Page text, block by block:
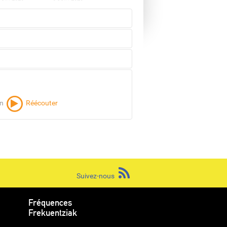
Réécouter
Suivez-nous
Fréquences
Frekuentziak